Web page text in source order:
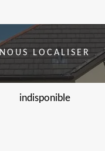
NOUS LOCALISER
indisponible